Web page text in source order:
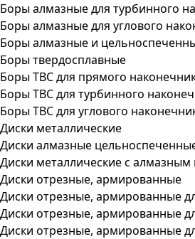
Боры алмазные для турбинного
Боры алмазные для углового
Боры алмазные и
Боры твердосплавные
Боры ТВС для прямого
Боры ТВС для турбинного
Боры ТВС для углового
Диски металлические
Диски алмазные
Диски металлические с
Диски отрезные, армированные
Диски отрезные, армированные
Диски отрезные, армированные
Диски отрезные, армированные